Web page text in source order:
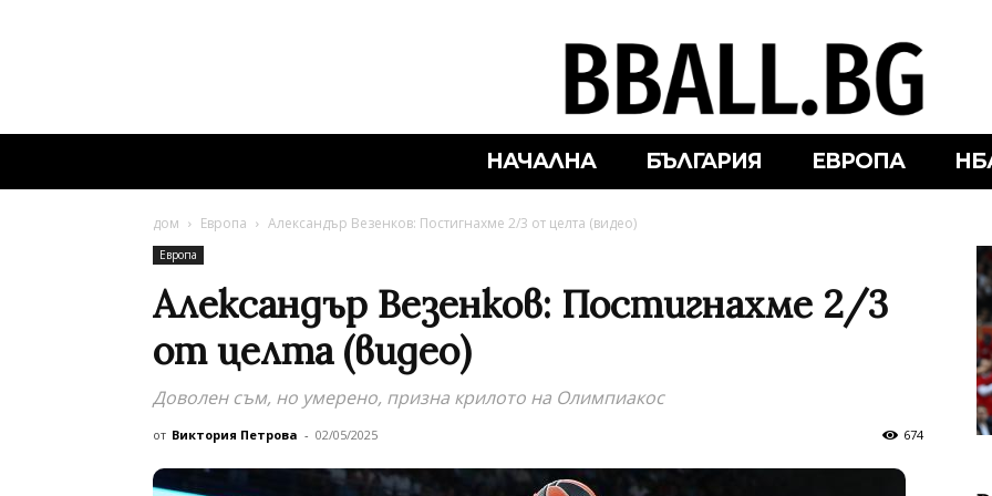
НАЧАЛНА БЪЛГАРИЯ ЕВРОПА
дом Европа Aлександър Везенков: Постигнахме 2/3 от целта (видео)
Европа
Aлександър Везенков: Постигнахме 2/3
от целта (видео)
Доволен съм, но умерено, призна крилото на Олимпиакос
от Виктория Петрова - 02/05/2025 674